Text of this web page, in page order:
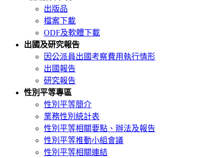
出版品
檔案下載
ODF及軟體下載
出國及研究報告
因公派員出國考察費用執行情形
出國報告
研究報告
性別平等專區
性別平等簡介
業務性別統計表
性別平等相關要點、辦法及報告
性別平等推動小組會議
性別平等相關連結